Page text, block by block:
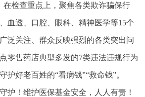
在检查重点上，聚焦各类欺诈骗保行
血透、口腔、眼科、精神医学等15个
泛关注、群众反映强烈的各类突出问
零售药店典型多发的7类违法违规行为
护好老百姓的“看病钱”“救命钱”。
护！维护医保基金安全，人人有责！